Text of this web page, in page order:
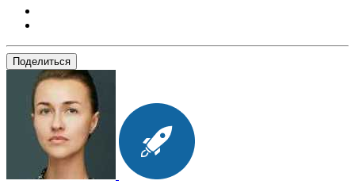
Поделиться